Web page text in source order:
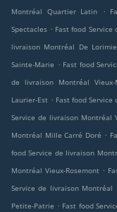
Montréal Quartier Latin
.
Spectacles . Fast food
livraison Montréal De
Sainte-Marie . Fast food
de livraison Montréal Vieux-
Laurier-Est . Fast food
Service de livraison Montréal
Montréal Mille Carré Doré .
food Service de livraison
Montréal Vieux-Rosemont .
Service de livraison Montréal
Petite-Patrie . Fast food